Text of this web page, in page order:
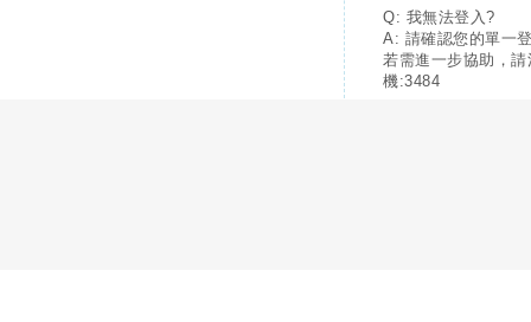
Q: 我無法登入?
A: 請確認您的單一
若需進一步協助，
機:3484